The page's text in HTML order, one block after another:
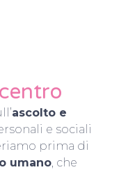
ascolto e
e sociali
prima di
umano, che